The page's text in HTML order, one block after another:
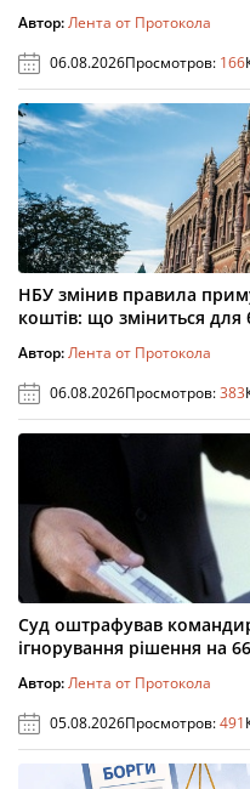
Автор:Лента от Протокола
06.08.2026Просмотров: 166
НБУ змінив правила
коштів: що зміниться для
Автор:Лента от Протокола
06.08.2026Просмотров:383
Суд оштрафував
ігнорування рішення на
Автор:Лента от Протокола
05.08.2026Просмотров:491